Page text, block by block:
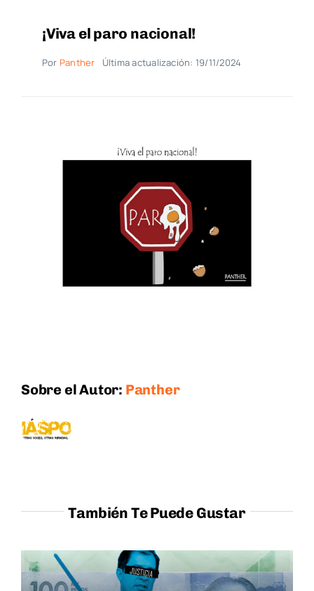
¡Viva el paro nacional!
Por Panther Última actualización: 19/11/2024
Sobre el Autor: Panther
También Te Puede Gustar